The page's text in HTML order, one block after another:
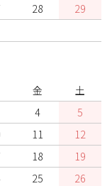
28
29
金
土
4
5
11
12
18
19
25
26